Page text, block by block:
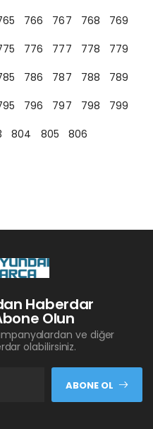
766 767 768
769
776 777 778
779
786 787 788
789
796 797 798
799
804 805 806
Haberdar
Olun
ve diğer
olabilirsiniz.
ABONE OL